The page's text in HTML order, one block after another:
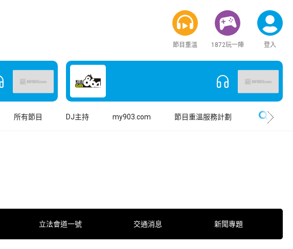
節目重溫 1872玩一陣 登入
所有節目 DJ主持 my903.com 節目重溫服務計劃
立法會道一號 交通消息 新聞專題